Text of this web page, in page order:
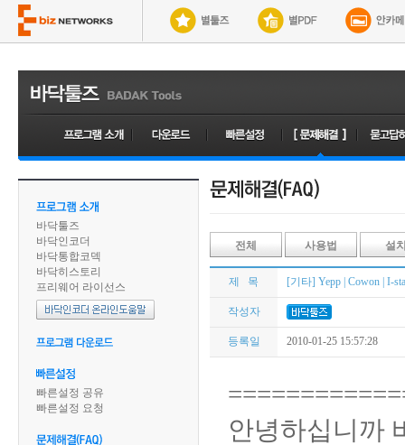
바닥툴즈
바닥인코더
바닥통합코덱
바닥히스토리
프리웨어 라이선스
빠른설정 공유
빠른설정 요청
전체 사용법 설
제 목 [기타] Yepp | Cowon | I-
작성자
등록일 2010-01-25 15:57:28
안녕하십니까